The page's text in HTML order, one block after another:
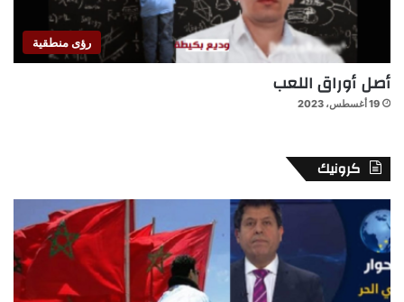
رؤى منطقية
أصل أوراق اللعب
19 أغسطس، 2023
كرونيك